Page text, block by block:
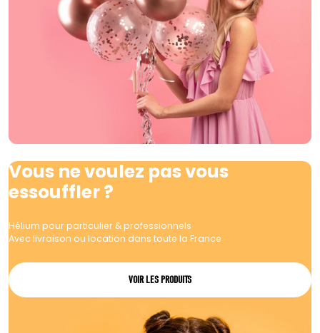
Vous ne voulez pas vous
essouffler ?
Hélium pour particulier & professionnels
Avec livraison ou location dans toute la France
VOIR LES PRODUITS